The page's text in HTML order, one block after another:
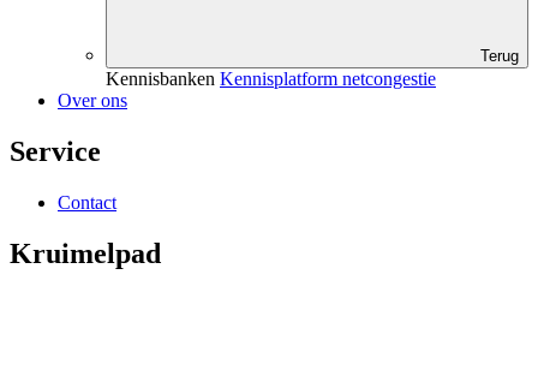
Terug
Kennisbanken Kennisplatform netcongestie
Over ons
Service
Contact
Kruimelpad